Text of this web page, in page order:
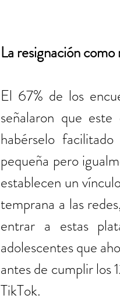
La resignación como
El 67% de los
señalaron que
habérselo
pequeña pero
establecen un
temprana a las
entrar a estas
adolescentes que
antes de cumplir los
TikTok.